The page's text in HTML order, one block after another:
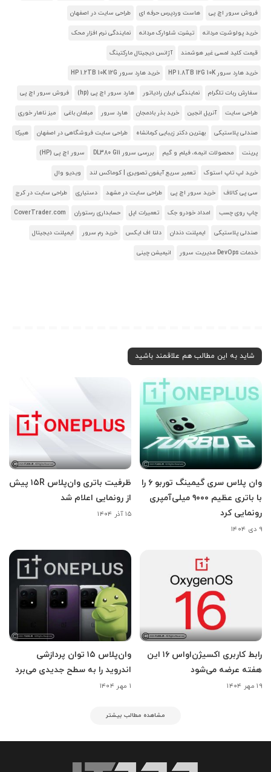
فروش سرور اچ پی هاست وردپرس حرفه ای طراحی سایت در اصفهان
خرید پولوشرت مردانه تیشرت شلوارک مردانه نمایندگی نرم افزار محک
قیمت کلید لمسی غیر هوشمند آژانس دیجیتال مارکتینگ
خرید هارد سرور HP 1.8TB 12G 10K خرید هارد سرور HP 1.2TB 10K 12G
سفارش ربات تلگرام نمایندگی ایران رادیاتور هارد سرور اچ پی (hp) فروش سرور اچ پی
طراحی سایت آنریل انجین خرید بذر بادمجان هارد سرور مبلمان باغی میز ناهار خوری
صندلی پلاستیکی بهترین دکتر زیبایی کرمانشاه طراحی سایت فروشگاهی در اصفهان هیرکا
پرینت محصولات انیمه، فیلم و گیم بررسی سرور DL380 G11 سرور اچ پی (HP)
خرید لپ تاپ استوک تعمیر سریع آیفون تصویری | کوماکس لند ویدیو وال
سی پی کالاف خرید سرور اچ پی طراحی سایت در مشهد دستیاری طراحی سایت در کرج
چاپ روی چسب امداد خودرو جک تعمیرات اپل حسابداری رستوران CoverTrader.com
صندلی پلاستیکی ایمپلنت دندان دلتا اف ایکس خرید رم سرور ایمپلنت دیجیتال
خدمات DevOps مدیریت سرور انیمیشن چینی
شاید به این مطالب هم علاقمند باشید
وان پلاس سری گیمینگ توربو ۶ را
با باتری عظیم ۹۰۰۰ میلی‌آمپری
رونمایی کرد
۹ دی ۱۴۰۴
ظرفیت باتری وان‌پلاس ۱۵R پیش
از رونمایی اعلام شد
۱۵ آذر ۱۴۰۴
رابط کاربری اکسیژن‌اواس ۱۶ این
هفته عرضه می‌شود
۱۹ مهر ۱۴۰۴
وان‌پلاس ۱۵ توان پردازشی
اندروید را به سطح جدیدی می‌برد
۱ مهر ۱۴۰۴
مشاهده مطالب بیشتر